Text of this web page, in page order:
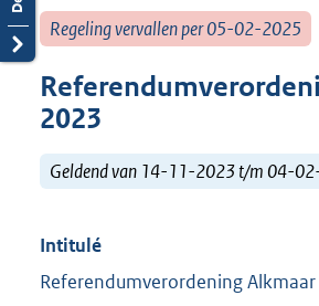
Regeling vervallen per 05-02-2025
2023
Geldend van 14-11-2023 t/m 04-
Intitulé
Referendumverordening